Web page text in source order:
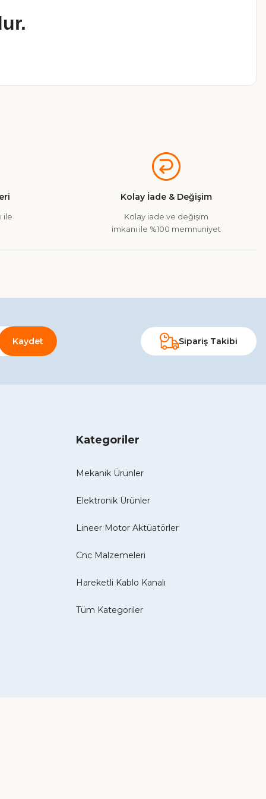
ile
Kolay İade & Değişim
Kolay iade ve değişim
imkanı ile %100 memnuniyet
Kaydet Sipariş Takibi
Kategoriler
Mekanik Ürünler
Elektronik Ürünler
Lineer Motor Aktüatörler
Cnc Malzemeleri
Hareketli Kablo Kanalı
Tüm Kategoriler